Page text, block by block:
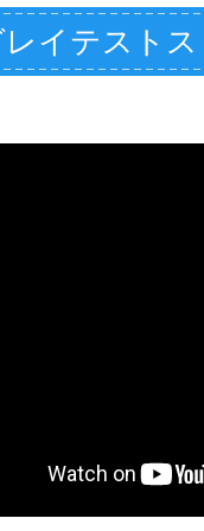
イテスト